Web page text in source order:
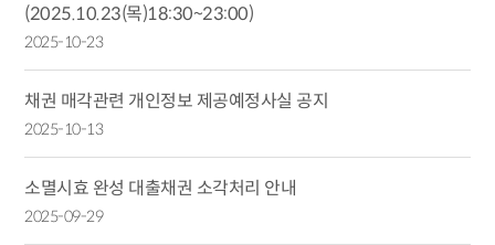
(2025.10.23(목)18:30~23:00)
2025-10-23
채권 매각관련 개인정보 제공예정사실 공지
2025-10-13
소멸시효 완성 대출채권 소각처리 안내
2025-09-29